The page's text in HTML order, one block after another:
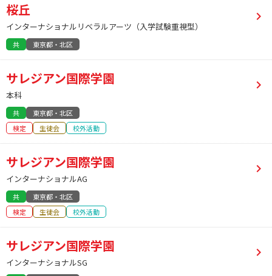
桜丘
インターナショナルリベラルアーツ（入学試験重視型）
共 東京都・北区
サレジアン国際学園
本科
共
東京都・北区
検定
生徒会 校外活動
サレジアン国際学園
インターナショナルAG
共
東京都・北区
検定
生徒会 校外活動
サレジアン国際学園
インターナショナルSG